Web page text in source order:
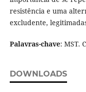
resistência e uma
excludente,
Palavras-chave: MST.
DOWNLOADS